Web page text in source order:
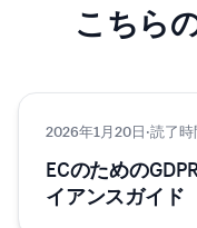
こちら
テクノロジー
2026年1月20日·読了時
ECのための
イアンスガイド